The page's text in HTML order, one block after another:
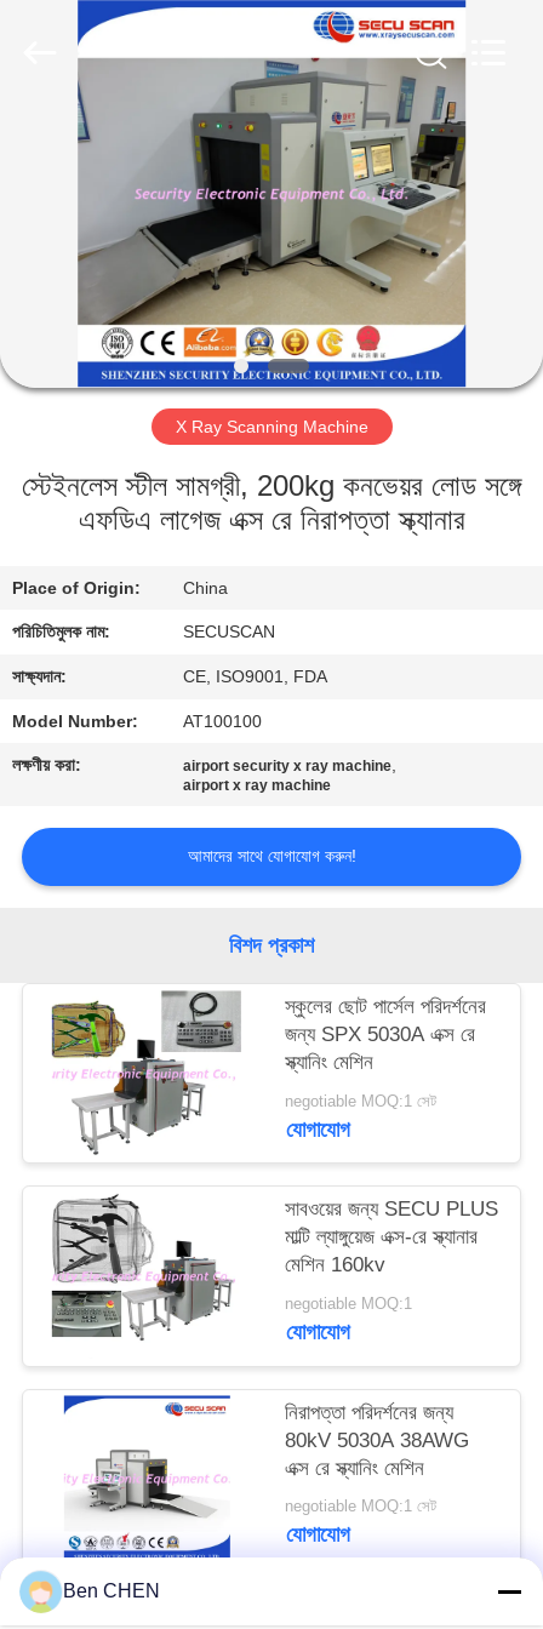
সম্পর্কে
কারখানা
যোগাযোগ
করুন
খবর
উদ্ধৃতির
জন্য
সাইট
ম্যাপ
PRIVACY
POLICY
ELECTRONIC
EQUIPMENT
X Ray Scanning Machine
স্টেইনলেস স্টীল সামগ্রী, 200kg কনভেয়র লোড সঙ্গে
এফডিএ লাগেজ এক্স রে নিরাপত্তা স্ক্যানার
Place of Origin: China
পরিচিতিমুলক নাম: SECUSCAN
সাক্ষ্যদান: CE, ISO9001, FDA
Model Number: AT100100
লক্ষণীয় করা: airport security x ray machine,
airport x ray machine
আমাদের সাথে যোগাযোগ করুন!
বিশদ প্রকাশ
স্কুলের ছোট পার্সেল পরিদর্শনের
জন্য SPX 5030A এক্স রে
স্ক্যানিং মেশিন
negotiable MOQ:1 সেট
যোগাযোগ
সাবওয়ের জন্য SECU PLUS
মাল্টি ল্যাঙ্গুয়েজ এক্স-রে স্ক্যানার
মেশিন 160kv
negotiable MOQ:1
যোগাযোগ
নিরাপত্তা পরিদর্শনের জন্য
80kV 5030A 38AWG
এক্স রে স্ক্যানিং মেশিন
negotiable MOQ:1 সেট
যোগাযোগ
Ben CHEN